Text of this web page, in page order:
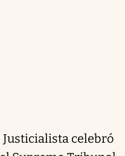
Justicialista celebró